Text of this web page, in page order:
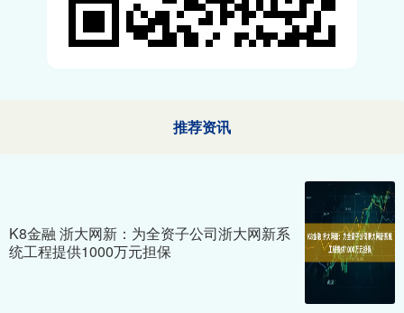
推荐资讯
K8金融 浙大网新：为全资子公司浙大网新系
统工程提供1000万元担保